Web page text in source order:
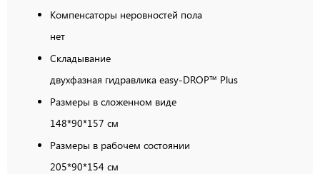
Компенсаторы неровностей пола
нет
Складывание
двухфазная гидравлика easy-DROP™ Plus
Размеры в сложенном виде
148*90*157 см
Размеры в рабочем состоянии
205*90*154 см